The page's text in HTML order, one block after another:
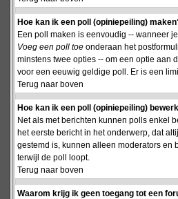
Hoe kan ik een poll (opiniepeiling)
Een poll maken is eenvoudig -- wanneer
Voeg een poll toe onderaan het
minstens twee opties -- om een optie aan
voor een eeuwig geldige poll. Er is een
Terug naar boven
Hoe kan ik een poll (opiniepeiling)
Net als met berichten kunnen polls enkel
het eerste bericht in het onderwerp, dat
gestemd is, kunnen alleen moderators en
terwijl de poll loopt.
Terug naar boven
Waarom krijg ik geen toegang tot een